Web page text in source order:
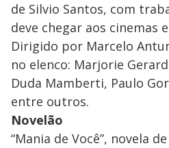
de Silvio Santos, com
deve chegar aos cinemas
Dirigido por Marcelo
no elenco: Marjorie
Duda Mamberti, Paulo
entre outros.
Novelão
“Mania de Você”, novela